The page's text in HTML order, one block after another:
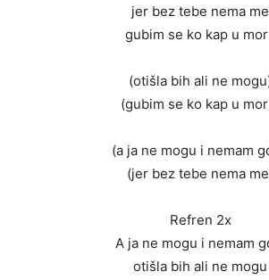
jer bez tebe nema me
gubim se ko kap u
(otišla bih ali ne
(gubim se ko kap u
(a ja ne mogu i nemam
(jer bez tebe nema
Refren 2x
A ja ne mogu i nemam
otišla bih ali ne mogu